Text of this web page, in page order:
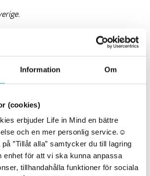
Information Om
(cookies)
erbjuder Life in Mind en bättre
och en mer personlig service.☺︎
”Tillåt alla” samtycker du till lagring
enhet för att vi ska kunna anpassa
tillhandahålla funktioner för sociala
3163 krinkl. moms
HeartStart
HS1
&
HeartStart
FRx
LÄGG TILL I VARUKORG